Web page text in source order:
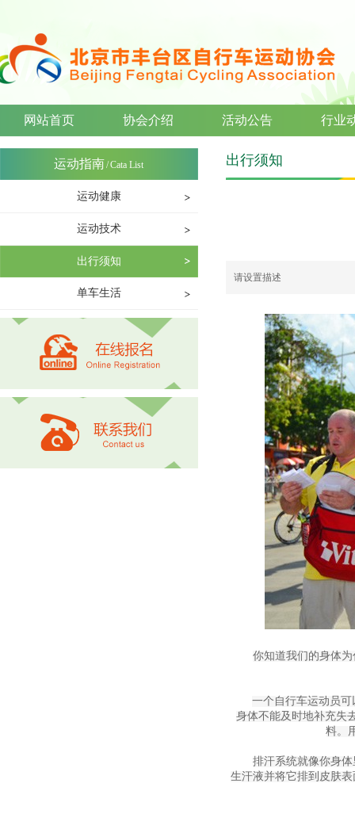
网站首页 协会介绍 活动公告 行业
运动指南/Cata List
运动健康
运动技术
出行须知
单车生活
出行须知
请设置描述
你知道我们的身体
一个自行车运动员
身体不能及时地补充失
料。
排汗系统就像你身
生汗液并将它排到皮肤